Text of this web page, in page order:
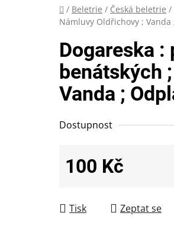
Domů
/ Beletrie / Česká beletrie /
Námluvy Oldřichovy ;
Dogareska
benátských
Vanda ;
Dostupnost
100 Kč
Tisk Zeptat se